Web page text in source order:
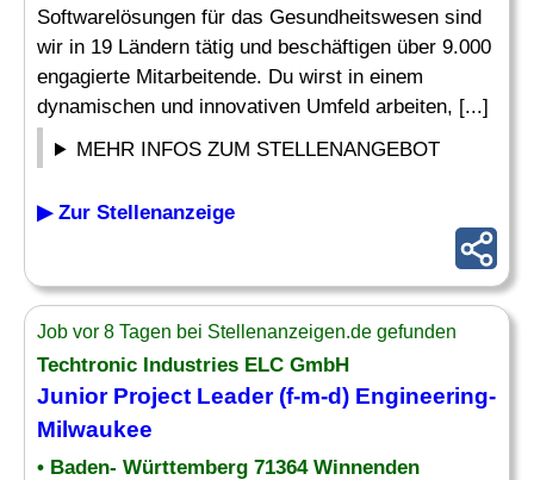
Softwarelösungen für das Gesundheitswesen sind
wir in 19 Ländern tätig und beschäftigen über 9.000
engagierte Mitarbeitende. Du wirst in einem
dynamischen und innovativen Umfeld arbeiten, [...]
MEHR INFOS ZUM STELLENANGEBOT
▶ Zur Stellenanzeige
Job vor 8 Tagen bei Stellenanzeigen.de gefunden
Techtronic Industries ELC GmbH
Junior Project Leader(f-m-d) Engineering-
Milwaukee
• Baden- Württemberg 71364 Winnenden